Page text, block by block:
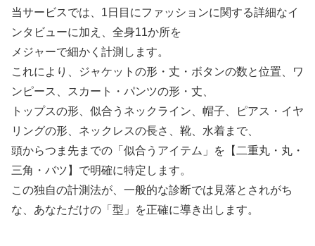
当サービスでは、1日目にファッションに関する詳細なイ
ンタビューに加え、全身11か所を
メジャーで細かく計測します。
これにより、ジャケットの形・丈・ボタンの数と位置、ワ
ンピース、スカート・パンツの形・丈、
トップスの形、似合うネックライン、帽子、ピアス・イヤ
リングの形、ネックレスの長さ、靴、水着まで、
頭からつま先までの「似合うアイテム」を【二重丸・丸・
三角・バツ】で明確に特定します。
この独自の計測法が、一般的な診断では見落とされがち
な、あなただけの「型」を正確に導き出します。